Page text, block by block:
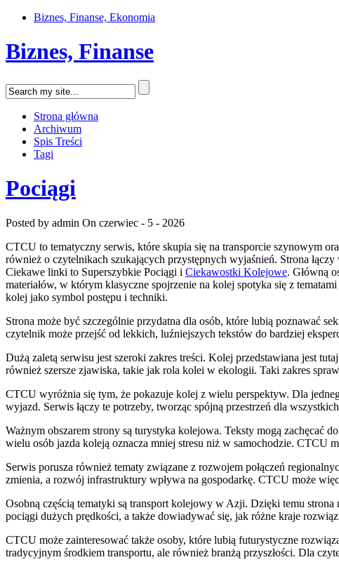
Biznes, Finanse, Ekonomia
Biznes, Finanse
Strona główna
Archiwum
Spis Treści
Tagi
Pociągi
Posted by admin On czerwiec - 5 - 2026
CTCU to tematyczny serwis, które skupia się na transporcie szynowym
również o czytelnikach szukających przystępnych wyjaśnień. Strona
Ciekawe linki to Superszybkie Pociągi i Ciekawostki Kolejowe. Główną
materiałów, w którym klasyczne spojrzenie na kolej spotyka się z
kolej jako symbol postępu i techniki.
Strona może być szczególnie przydatna dla osób, które lubią poznawać
czytelnik może przejść od lekkich, luźniejszych tekstów do bardziej
Dużą zaletą serwisu jest szeroki zakres treści. Kolej przedstawiana jest
również szersze zjawiska, takie jak rola kolei w ekologii. Taki zakres
CTCU wyróżnia się tym, że pokazuje kolej z wielu perspektyw. Dla
wyjazd. Serwis łączy te potrzeby, tworząc spójną przestrzeń dla
Ważnym obszarem strony są turystyka kolejowa. Teksty mogą zachęcać
wielu osób jazda koleją oznacza mniej stresu niż w samochodzie. CTCU
Serwis porusza również tematy związane z rozwojem połączeń
zmienia, a rozwój infrastruktury wpływa na gospodarkę. CTCU może
Osobną częścią tematyki są transport kolejowy w Azji. Dzięki temu
pociągi dużych prędkości, a także dowiadywać się, jak różne kraje
CTCU może zainteresować także osoby, które lubią futurystyczne
tradycyjnym środkiem transportu, ale również branżą przyszłości. Dla